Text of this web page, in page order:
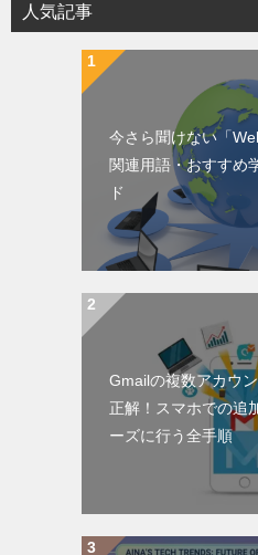
人気記事
今さら聞けない「
関連用語・おすすめ
ド
Gmailの複数アカウ
正解！スマホでの追
ーズに行う全手順